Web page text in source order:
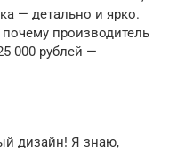
— детально и ярко.
производитель
000 рублей —
дизайн! Я знаю,